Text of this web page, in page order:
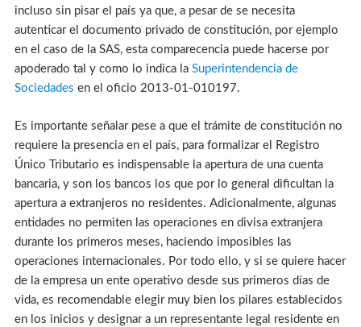
incluso sin pisar el país ya que, a pesar de se necesita
autenticar el documento privado de constitución, por ejemplo
en el caso de la SAS, esta comparecencia puede hacerse por
apoderado tal y como lo indica la Superintendencia de
Sociedades en el oficio 2013-01-010197.
Es importante señalar pese a que el trámite de constitución no
requiere la presencia en el país, para formalizar el Registro
Único Tributario es indispensable la apertura de una cuenta
bancaria, y son los bancos los que por lo general dificultan la
apertura a extranjeros no residentes. Adicionalmente, algunas
entidades no permiten las operaciones en divisa extranjera
durante los primeros meses, haciendo imposibles las
operaciones internacionales. Por todo ello, y si se quiere hacer
de la empresa un ente operativo desde sus primeros días de
vida, es recomendable elegir muy bien los pilares establecidos
en los inicios y designar a un representante legal residente en